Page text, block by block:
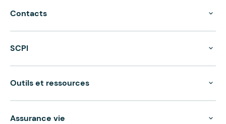
Contacts
SCPI
Outils et ressources
Assurance vie